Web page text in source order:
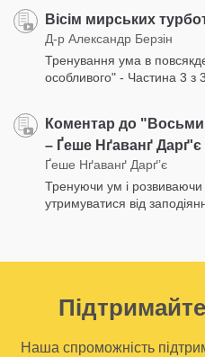
Вісім мирських
Д-р Александр Берзін
Тренування ума в
особливого" - Частина 3 з 3
Коментар до "Восьми
– Ґеше Нґаванґ Дарґ'є
Ґеше Нґаванґ Дарґ’є
Тренуючи ум і розвиваючи
утримуватися від
Наша спроможність